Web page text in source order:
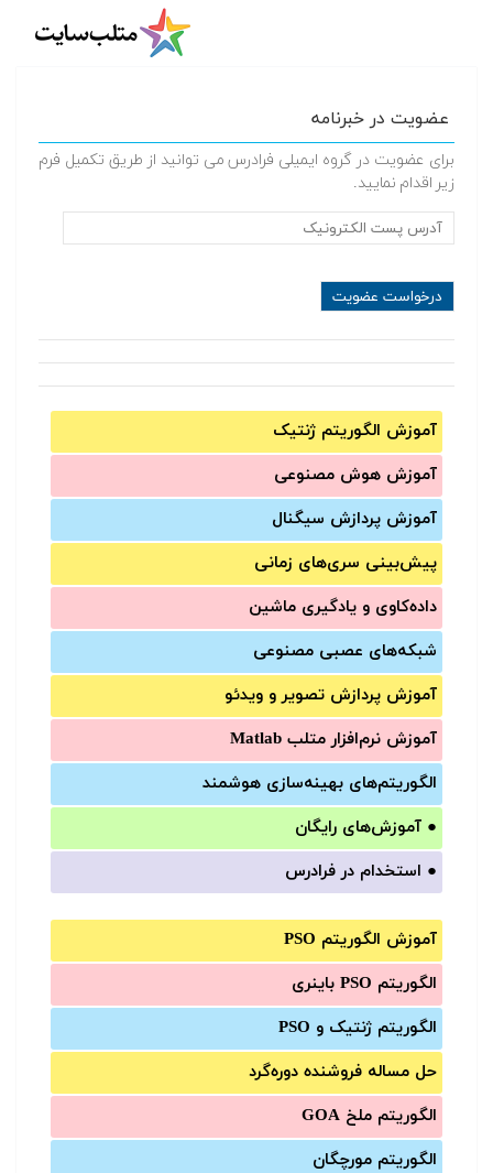
عضویت در خبرنامه
برای عضویت در گروه ایمیلی فرادرس می توانید از طریق تکمیل فرم
زیر اقدام نمایید.
آموزش الگوریتم ژنتیک
آموزش‌ هوش مصنوعی
آموزش‌ پردازش سیگنال
پیش‌‌بینی سری‌‌های زمانی
داده‌کاوی و یادگیری ماشین
شبکه‌های عصبی مصنوعی
آموزش‌ پردازش تصویر و ویدئو
آموزش‌ نرم‌افزار متلب Matlab
الگوریتم‌های بهینه‌سازی هوشمند
● آموزش‌های رایگان
● استخدام در فرادرس
آموزش الگوریتم PSO
الگوریتم PSO باینری
الگوریتم ژنتیک و PSO
حل مساله فروشنده دوره‌گرد
الگوریتم ملخ GOA
الگوریتم مورچگان